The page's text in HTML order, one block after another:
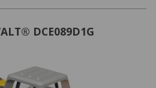
DCE089D1G